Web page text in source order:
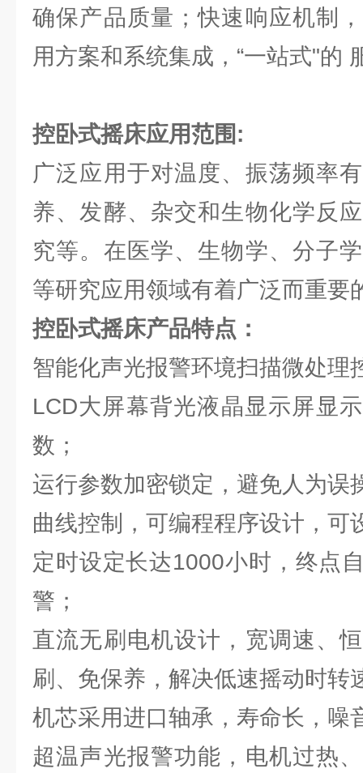
确保产品质量；快速响应机制
用方案和系统集成，“一站式"的
控卧式摇床应用范围:
广泛应用于对温度、振荡频率
养、发酵、杂交和生物化学反
究等。在医学、生物学、分子
等研究应用领域有着广泛而重要
控卧式摇床产品特点：
智能化声光报警环境扫描微处理
LCD大屏幕背光液晶显示屏显
数；
运行参数加密锁定，避免人为误
曲线控制，可编程程序设计，可
定时设定长达1000小时，终点
警；
直流无刷电机设计，宽调速、
刷、免保养，解决低速摇动时转
机芯采用进口轴承，寿命长，噪
超温声光报警功能，电机过热